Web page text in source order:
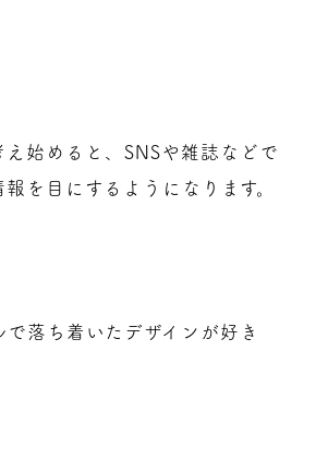
え始めると、SNSや雑誌などで
を目にするようになります。
落ち着いたデザインが好き